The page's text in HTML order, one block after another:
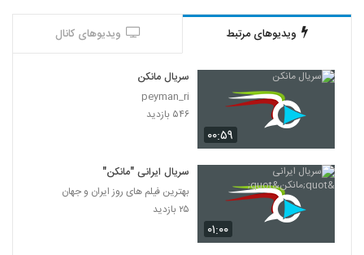
ویدیوهای مرتبط ویدیوهای کانال
۰۰:۵۹
سریال مانکن
peyman_ri
۵۴۶ بازدید
۰۱:۰۰
سریال ایرانی "مانکن"
بهترین فیلم های روز ایران و جهان
۲۵ بازدید